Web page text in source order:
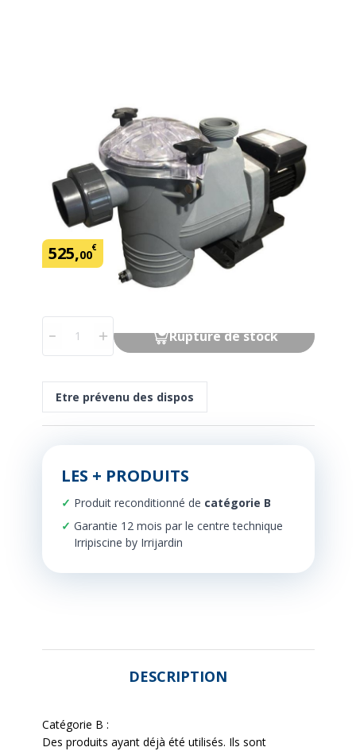
Pompe IPP 0.75cv TRI -
Reconditionné (B)
SKU:441782 Marque: Irripool
525,00€
Rupture de stock
Etre prévenu des dispos
LES + PRODUITS
Produit reconditionné de catégorie B
Garantie 12 mois par le centre technique
Irripiscine by Irrijardin
DESCRIPTION
Catégorie B :
Des produits ayant déjà été utilisés. Ils sont